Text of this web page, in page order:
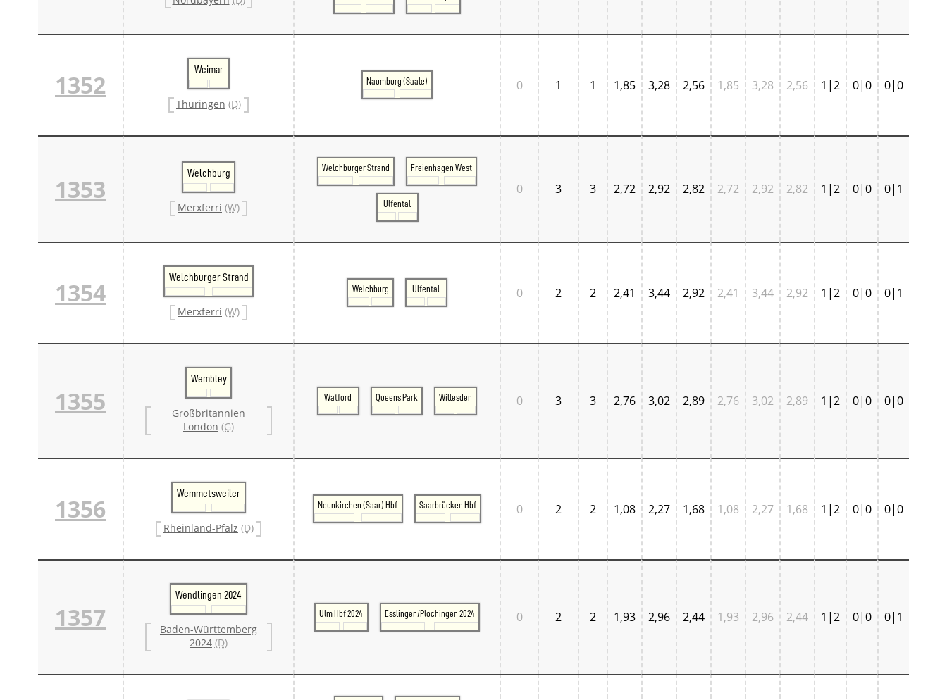
Normandie
Île-de-France
Großbritannien London
Großbritannien South East
Großbritannien South West
Bern - Lötschberg
Ostschweiz
Tessin
Zürich und Umgebung
Skandinavien
Sverige
Tschechien
Tschechien Ost
Alternative Stellwerke
BundesbahnZeiten
Polen
Österreich
Österreich Mitte
1352
Weimar
Thüringen (D)
Naumburg (Saale) 0 1 1 1,85 3,28 2,56 1,85 3,28 2,56 1|2 0|0 0|0
1353
Welchburg
Merxferri (W)
Welchburger Strand Freienhagen West
Ulfental
0 3 3 2,72 2,92 2,82 2,72 2,92 2,82 1|2 0|0 0|1
1354
Welchburger Strand
Merxferri (W)
Welchburg Ulfental 0 2 2 2,41 3,44 2,92 2,41 3,44 2,92 1|2 0|0 0|1
1355
Wembley
Großbritannien
London (G)
Watford Queens Park Willesden 0 3 3 2,76 3,02 2,89 2,76 3,02 2,89 1|2 0|0 0|0
1356
Wemmetsweiler
Rheinland-Pfalz (D)
Neunkirchen (Saar) Hbf Saarbrücken Hbf 0 2 2 1,08 2,27 1,68 1,08 2,27 1,68 1|2 0|0 0|0
1357
Wendlingen 2024
Baden-Württemberg
2024 (D)
Ulm Hbf 2024 Esslingen/Plochingen 2024 0 2 2 1,93 2,96 2,44 1,93 2,96 2,44 1|2 0|0 0|1